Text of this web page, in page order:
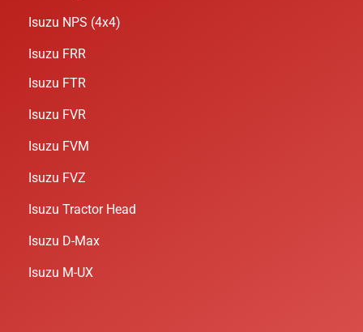
Isuzu NPS (4x4)
Isuzu FRR
Isuzu FTR
Isuzu FVR
Isuzu FVM
Isuzu FVZ
Isuzu Tractor Head
Isuzu D-Max
Isuzu M-UX